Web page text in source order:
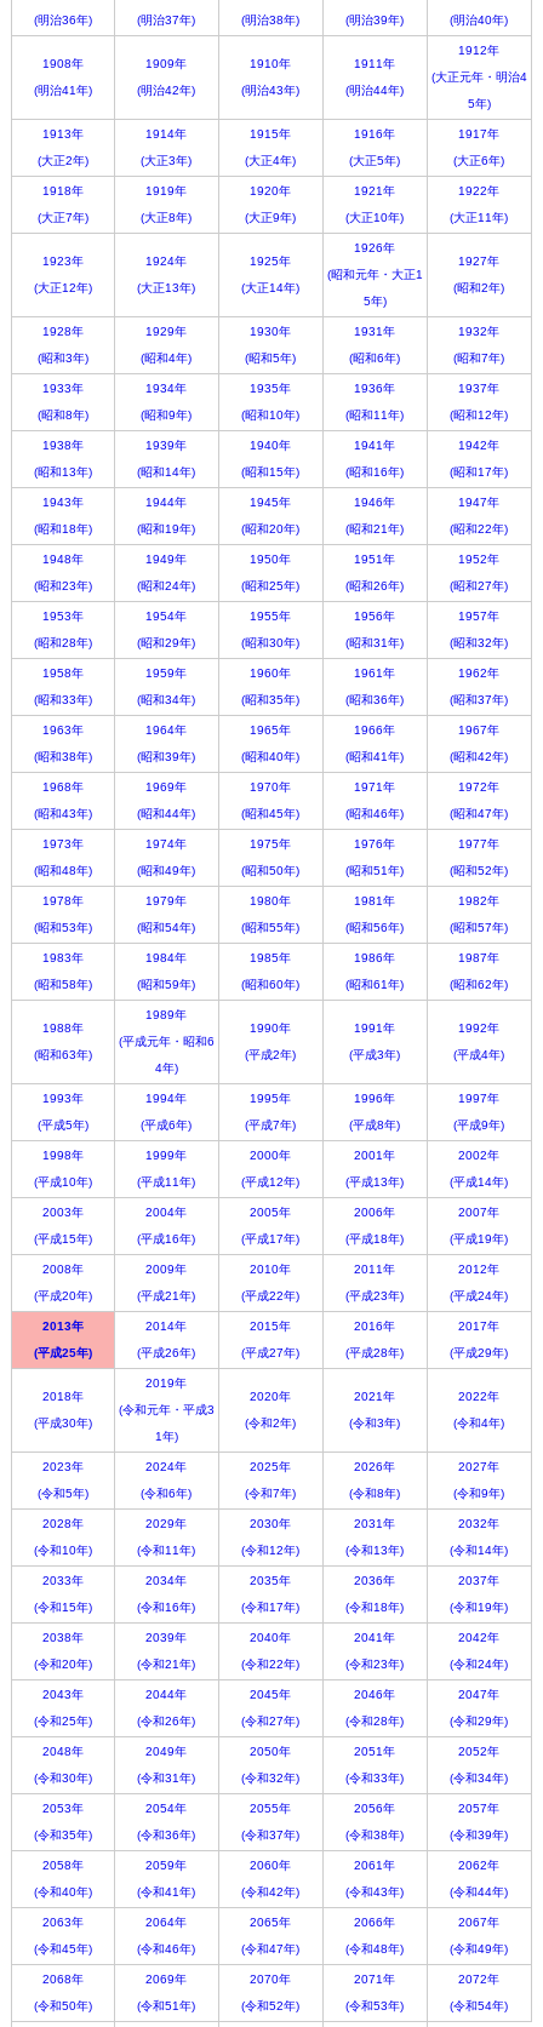
(明治36年) (明治37年) (明治38年) (明治39年) (明治40年)
1908年
(明治41年)
1909年
(明治42年)
1910年
(明治43年)
1911年
(明治44年)
1912年
(大正元年・明治4
5年)
1913年
(大正2年)
1914年
(大正3年)
1915年
(大正4年)
1916年
(大正5年)
1917年
(大正6年)
1918年
(大正7年)
1919年
(大正8年)
1920年
(大正9年)
1921年
(大正10年)
1922年
(大正11年)
1923年
(大正12年)
1924年
(大正13年)
1925年
(大正14年)
1926年
(昭和元年・大正1
5年)
1927年
(昭和2年)
1928年
(昭和3年)
1929年
(昭和4年)
1930年
(昭和5年)
1931年
(昭和6年)
1932年
(昭和7年)
1933年
(昭和8年)
1934年
(昭和9年)
1935年
(昭和10年)
1936年
(昭和11年)
1937年
(昭和12年)
1938年
(昭和13年)
1939年
(昭和14年)
1940年
(昭和15年)
1941年
(昭和16年)
1942年
(昭和17年)
1943年
(昭和18年)
1944年
(昭和19年)
1945年
(昭和20年)
1946年
(昭和21年)
1947年
(昭和22年)
1948年
(昭和23年)
1949年
(昭和24年)
1950年
(昭和25年)
1951年
(昭和26年)
1952年
(昭和27年)
1953年
(昭和28年)
1954年
(昭和29年)
1955年
(昭和30年)
1956年
(昭和31年)
1957年
(昭和32年)
1958年
(昭和33年)
1959年
(昭和34年)
1960年
(昭和35年)
1961年
(昭和36年)
1962年
(昭和37年)
1963年
(昭和38年)
1964年
(昭和39年)
1965年
(昭和40年)
1966年
(昭和41年)
1967年
(昭和42年)
1968年
(昭和43年)
1969年
(昭和44年)
1970年
(昭和45年)
1971年
(昭和46年)
1972年
(昭和47年)
1973年
(昭和48年)
1974年
(昭和49年)
1975年
(昭和50年)
1976年
(昭和51年)
1977年
(昭和52年)
1978年
(昭和53年)
1979年
(昭和54年)
1980年
(昭和55年)
1981年
(昭和56年)
1982年
(昭和57年)
1983年
(昭和58年)
1984年
(昭和59年)
1985年
(昭和60年)
1986年
(昭和61年)
1987年
(昭和62年)
1988年
(昭和63年)
1989年
(平成元年・昭和6
4年)
1990年
(平成2年)
1991年
(平成3年)
1992年
(平成4年)
1993年
(平成5年)
1994年
(平成6年)
1995年
(平成7年)
1996年
(平成8年)
1997年
(平成9年)
1998年
(平成10年)
1999年
(平成11年)
2000年
(平成12年)
2001年
(平成13年)
2002年
(平成14年)
2003年
(平成15年)
2004年
(平成16年)
2005年
(平成17年)
2006年
(平成18年)
2007年
(平成19年)
2008年
(平成20年)
2009年
(平成21年)
2010年
(平成22年)
2011年
(平成23年)
2012年
(平成24年)
2013年
(平成25年)
2014年
(平成26年)
2015年
(平成27年)
2016年
(平成28年)
2017年
(平成29年)
2018年
(平成30年)
2019年
(令和元年・平成3
1年)
2020年
(令和2年)
2021年
(令和3年)
2022年
(令和4年)
2023年
(令和5年)
2024年
(令和6年)
2025年
(令和7年)
2026年
(令和8年)
2027年
(令和9年)
2028年
(令和10年)
2029年
(令和11年)
2030年
(令和12年)
2031年
(令和13年)
2032年
(令和14年)
2033年
(令和15年)
2034年
(令和16年)
2035年
(令和17年)
2036年
(令和18年)
2037年
(令和19年)
2038年
(令和20年)
2039年
(令和21年)
2040年
(令和22年)
2041年
(令和23年)
2042年
(令和24年)
2043年
(令和25年)
2044年
(令和26年)
2045年
(令和27年)
2046年
(令和28年)
2047年
(令和29年)
2048年
(令和30年)
2049年
(令和31年)
2050年
(令和32年)
2051年
(令和33年)
2052年
(令和34年)
2053年
(令和35年)
2054年
(令和36年)
2055年
(令和37年)
2056年
(令和38年)
2057年
(令和39年)
2058年
(令和40年)
2059年
(令和41年)
2060年
(令和42年)
2061年
(令和43年)
2062年
(令和44年)
2063年
(令和45年)
2064年
(令和46年)
2065年
(令和47年)
2066年
(令和48年)
2067年
(令和49年)
2068年
(令和50年)
2069年
(令和51年)
2070年
(令和52年)
2071年
(令和53年)
2072年
(令和54年)